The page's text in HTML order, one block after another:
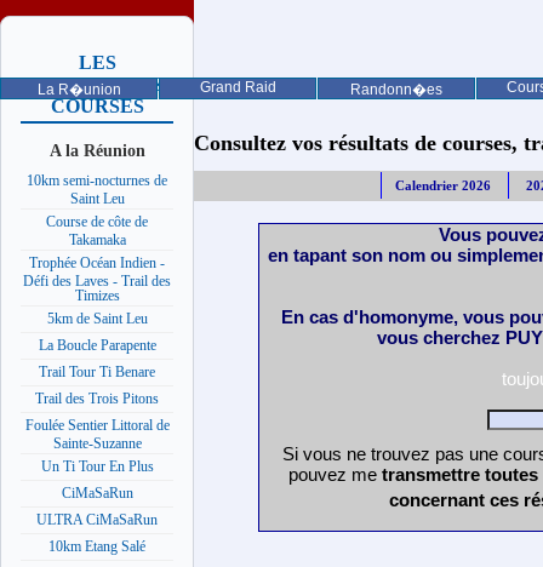
La R�union Grand Raid Randonn�es
LES
PROCHAINES
COURSES
A la Réunion
10km semi-nocturnes de
Saint Leu
Course de côte de
Takamaka
Trophée Océan Indien -
Défi des Laves - Trail des
Timizes
5km de Saint Leu
La Boucle Parapente
Trail Tour Ti Benare
Trail des Trois Pitons
Foulée Sentier Littoral de
Sainte-Suzanne
Un Ti Tour En Plus
CiMaSaRun
ULTRA CiMaSaRun
10km Etang Salé
Consultez vos résultats de courses,
Calendrier 2026
Vous
en tapant son nom ou
En cas d'homonyme, vous
vous cherchez
Si vous ne trouvez pas une
pouvez me transmettre
concernant ces